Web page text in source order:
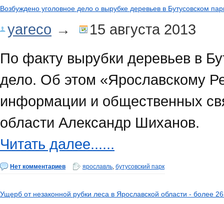
Возбуждено уголовное дело о вырубке деревьев в Бутусовском
yareco →
15 августа 2013
По факту вырубки деревьев в
дело. Об этом «Ярославскому
информации и общественных
области Александр Шиханов.
Читать далее......
Нет комментариев ярославль, бутусовский парк
Ущерб от незаконной рубки леса в Ярославской области - более